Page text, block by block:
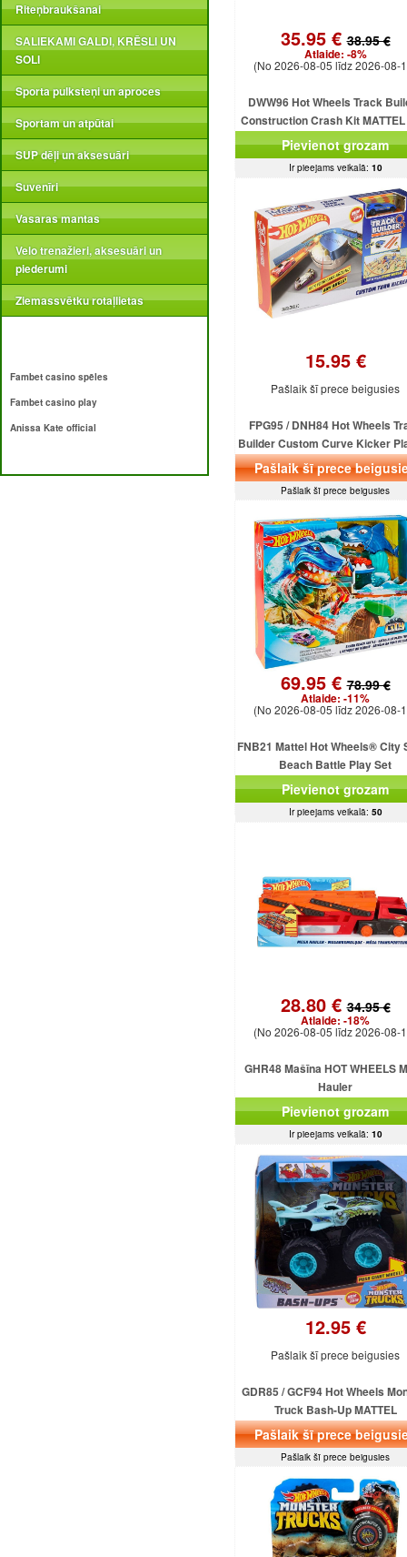
Riteņbraukšanai
SALIEKAMI GALDI, KRĒSLI UN
SOLI
Sporta pulksteņi un aproces
Sportam un atpūtai
SUP dēļi un aksesuāri
Suvenīri
Vasaras mantas
Velo trenažieri, aksesuāri un
piederumi
Ziemassvētku rotaļlietas
Fambet casino spēles
Fambet casino play
Anissa Kate official
35.95 €38.95 €
Atlaide: -8%
(No 2026-08-05 līdz 2026-08-
DWW96 Hot Wheels Track
Construction Crash Kit
vietas
Pievienot grozam
Ir pieejams veikalā: 10
15.95 €
Pašlaik šī prece beigusies
FPG95 / DNH84 Hot Wheels
Builder Custom Curve Kicker
MATTEL
Pašlaik šī prece
Pašlaik šī prece beigusies
69.95 €78.99 €
Atlaide: -11%
(No 2026-08-05 līdz 2026-08-
FNB21 Mattel Hot Wheels® City
Beach Battle Play Set
Pievienot grozam
Ir pieejams veikalā: 50
28.80 €34.95 €
Atlaide: -18%
(No 2026-08-05 līdz 2026-08-
GHR48 Mašīna HOT WHEELS
Hauler
Pievienot grozam
Ir pieejams veikalā: 10
12.95 €
Pašlaik šī prece beigusies
GDR85 / GCF94 Hot Wheels
Truck Bash-Up MATTEL
Pašlaik šī prece
Pašlaik šī prece beigusies